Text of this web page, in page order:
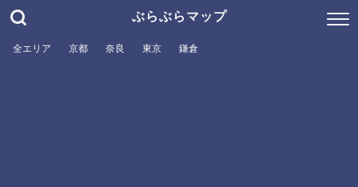
ぶらぶらマップ
全エリア 京都 奈良 東京 鎌倉